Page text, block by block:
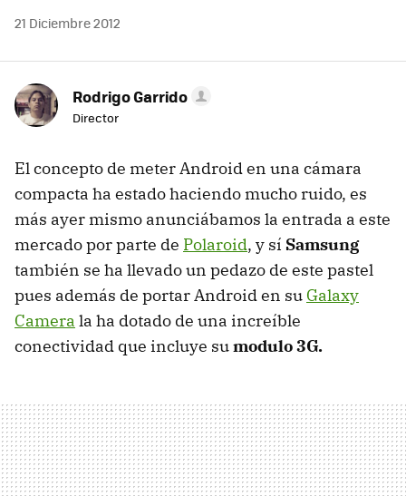
21 Diciembre 2012
Rodrigo Garrido
Director
El concepto de meter Android en una cámara
compacta ha estado haciendo mucho ruido, es
más ayer mismo anunciábamos la entrada a este
mercado por parte de Polaroid, y sí Samsung
también se ha llevado un pedazo de este pastel
pues además de portar Android en su Galaxy
Camera la ha dotado de una increíble
conectividad que incluye sumodulo 3G.